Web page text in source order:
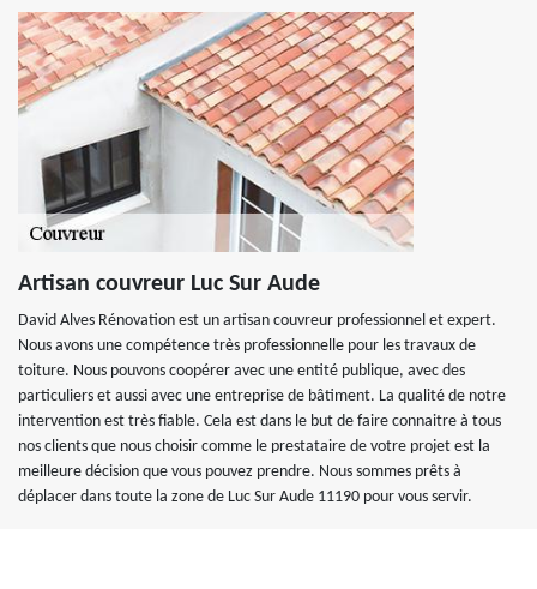
Artisan couvreur Luc Sur Aude
David Alves Rénovation est un artisan couvreur professionnel et expert.
Nous avons une compétence très professionnelle pour les travaux de
toiture. Nous pouvons coopérer avec une entité publique, avec des
particuliers et aussi avec une entreprise de bâtiment. La qualité de notre
intervention est très fiable. Cela est dans le but de faire connaitre à tous
nos clients que nous choisir comme le prestataire de votre projet est la
meilleure décision que vous pouvez prendre. Nous sommes prêts à
déplacer dans toute la zone de Luc Sur Aude 11190 pour vous servir.